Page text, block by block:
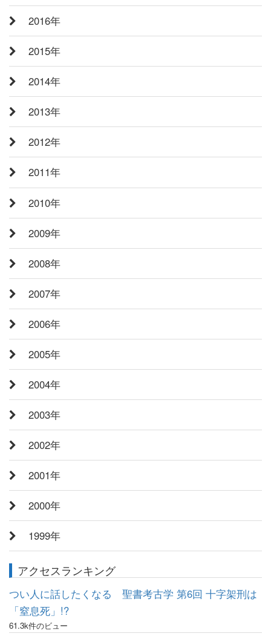
2016年
2015年
2014年
2013年
2012年
2011年
2010年
2009年
2008年
2007年
2006年
2005年
2004年
2003年
2002年
2001年
2000年
1999年
アクセスランキング
つい人に話したくなる 聖書考古学 第6回 十字架刑は
「窒息死」!?
61.3k件のビュー